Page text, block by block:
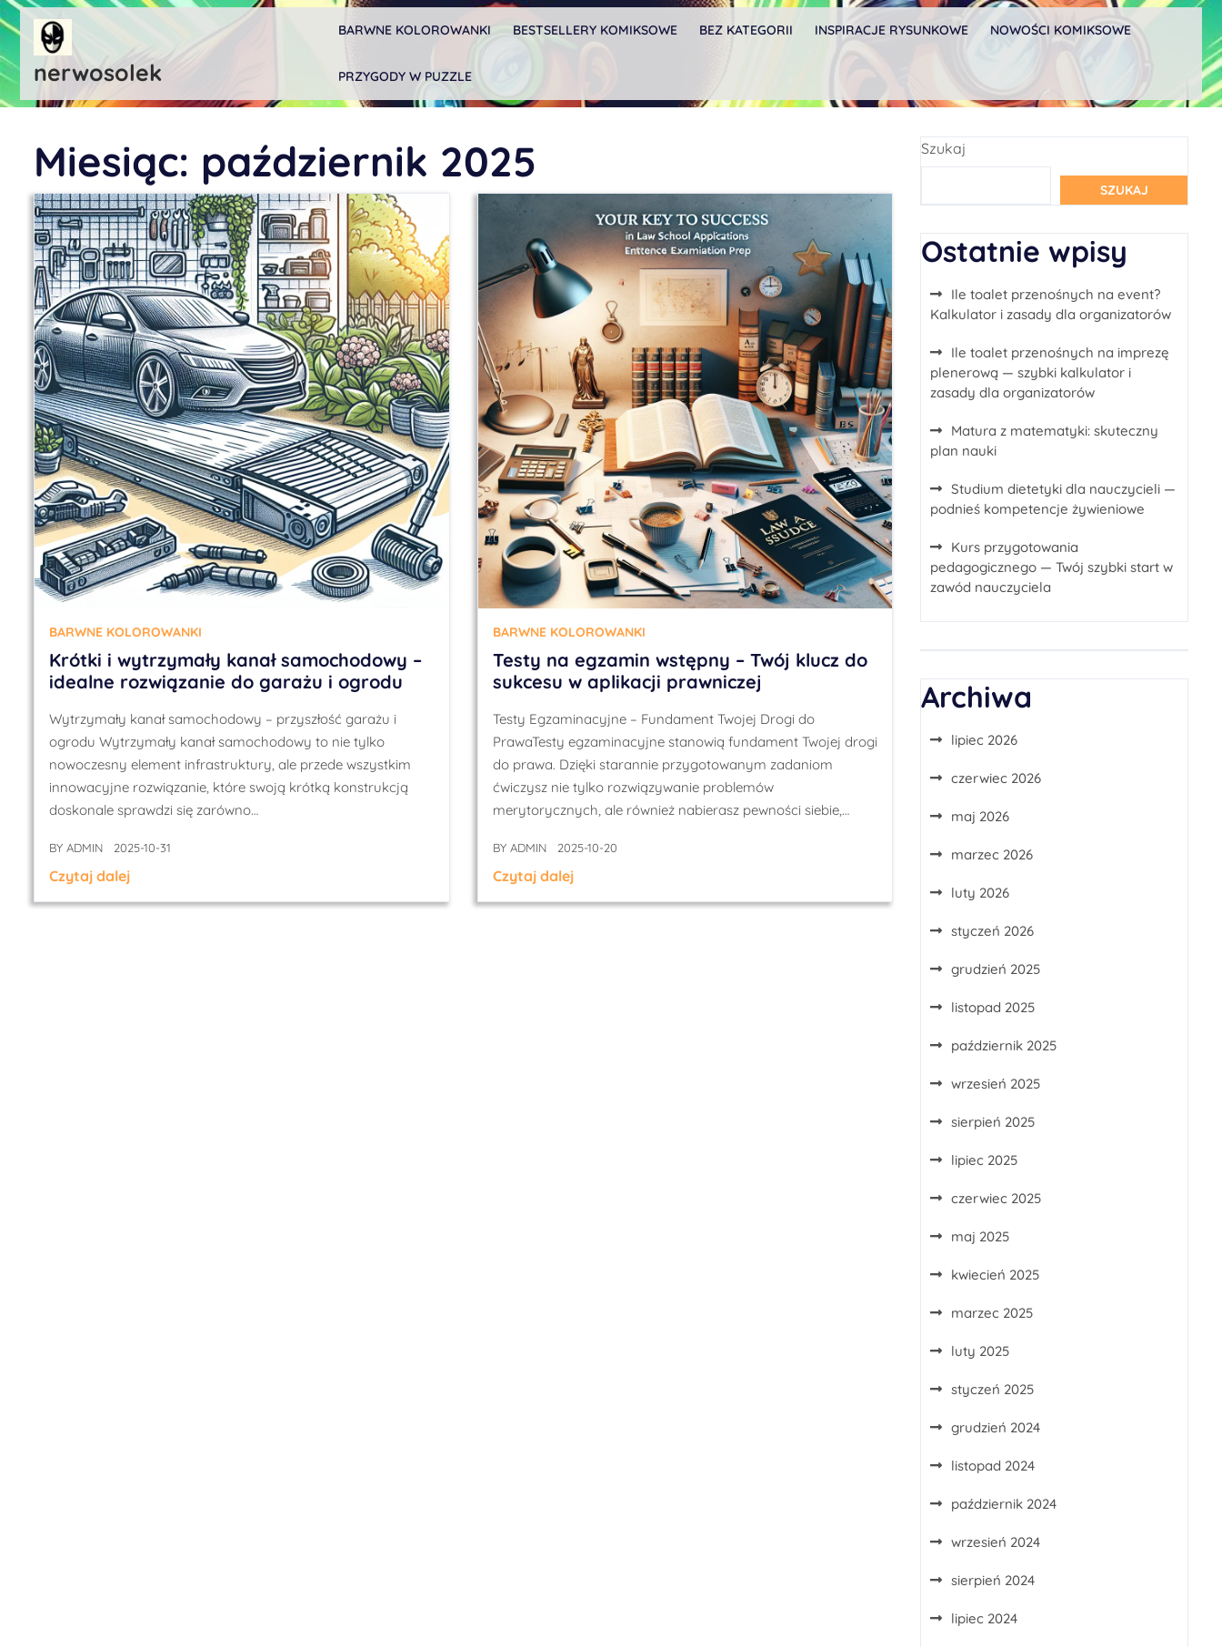
Skip
to
content
nerwosolek
BARWNE KOLOROWANKI BESTSELLERY KOMIKSOWE BEZ KATEGORII INSPIRACJE RYSUNKOWE NOWOŚCI KOMIKSOWE
PRZYGODY W PUZZLE
Miesiąc: październik 2025
BARWNE KOLOROWANKI
Krótki i wytrzymały kanał samochodowy –
idealne rozwiązanie do garażu i ogrodu
Wytrzymały kanał samochodowy – przyszłość garażu i
ogrodu Wytrzymały kanał samochodowy to nie tylko
nowoczesny element infrastruktury, ale przede wszystkim
innowacyjne rozwiązanie, które swoją krótką konstrukcją
doskonale sprawdzi się zarówno…
BY ADMIN 2025-10-31
Czytaj dalej
BARWNE KOLOROWANKI
Testy na egzamin wstępny – Twój klucz do
sukcesu w aplikacji prawniczej
Testy Egzaminacyjne – Fundament Twojej Drogi do
PrawaTesty egzaminacyjne stanowią fundament Twojej drogi
do prawa. Dzięki starannie przygotowanym zadaniom
ćwiczysz nie tylko rozwiązywanie problemów
merytorycznych, ale również nabierasz pewności siebie,…
BY ADMIN 2025-10-20
Czytaj dalej
Szukaj
SZUKAJ
Ostatnie wpisy
Ile toalet przenośnych na event?
Kalkulator i zasady dla organizatorów
Ile toalet przenośnych na imprezę
plenerową — szybki kalkulator i
zasady dla organizatorów
Matura z matematyki: skuteczny
plan nauki
Studium dietetyki dla nauczycieli —
podnieś kompetencje żywieniowe
Kurs przygotowania
pedagogicznego — Twój szybki start w
zawód nauczyciela
Archiwa
lipiec 2026
czerwiec 2026
maj 2026
marzec 2026
luty 2026
styczeń 2026
grudzień 2025
listopad 2025
październik 2025
wrzesień 2025
sierpień 2025
lipiec 2025
czerwiec 2025
maj 2025
kwiecień 2025
marzec 2025
luty 2025
styczeń 2025
grudzień 2024
listopad 2024
październik 2024
wrzesień 2024
sierpień 2024
lipiec 2024